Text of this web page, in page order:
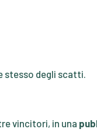
stesso degli scatti.
vincitori, in una